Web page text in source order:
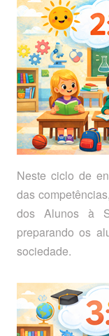
Neste ciclo de
das
dos Alunos à
preparando os
sociedade.